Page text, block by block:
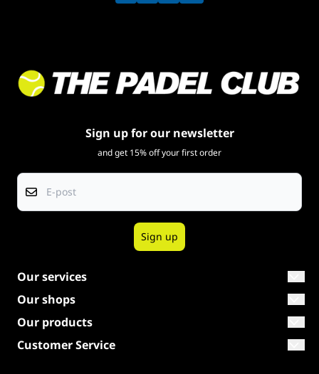
Sign up for our newsletter
and get 15% off your first order
Sign up
Our services
The right racket
Our brands
Our shops
Shop The Netherlands
Shop Belgium
Our products
Padel rackets
Customer Service